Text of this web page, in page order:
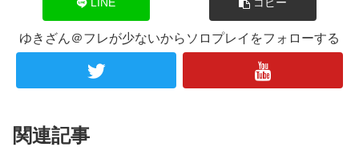
ゆきざん＠フレが少ないからソロプレイをフォローする
関連記事